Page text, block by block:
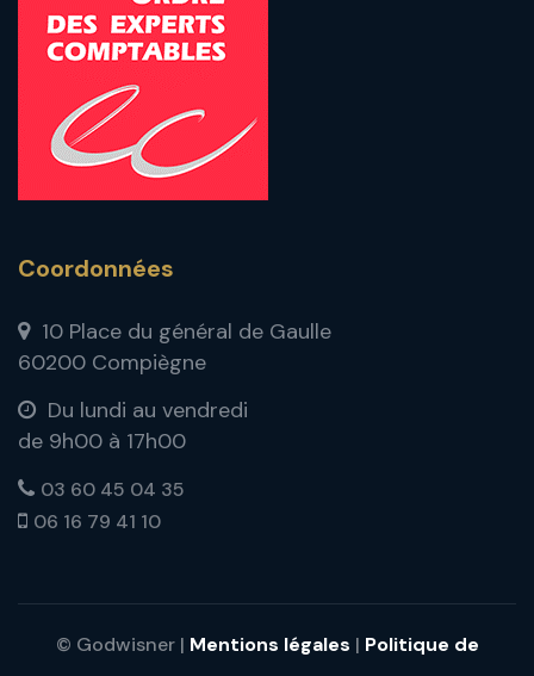
Coordonnées
10 Place du général de Gaulle
60200 Compiègne
Du lundi au vendredi
de 9h00 à 17h00
03 60 45 04 35
06 16 79 41 10
© Godwisner | Mentions légales | Politique de